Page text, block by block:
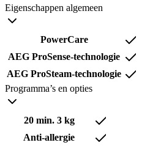
Eigenschappen algemeen
PowerCare
AEG ProSense-technologie
AEG ProSteam-technologie
Programma’s en opties
20 min. 3 kg
Anti-allergie